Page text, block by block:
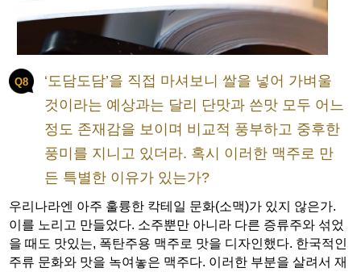
Q8
‘도담도담’을 직접 마셔보니 쌀을 넣어 가벼울
것이라는 예상과는 달리 단맛과 쓴맛 모두 어느
정도 존재감을 보이며 비교적 풍부하고 중후한
풍미를 지니고 있더라. 혹시 이러한 맥주로 만
든 특별한 이유가 있는가?
우리나라엔 아주 훌륭한 칵테일 문화(소맥)가 있지 않은가.
이를 노리고 만들었다. 소주뿐만 아니라 다른 증류주와 섞었
을 때도 맛있는, 폭탄주용 맥주로 맛을 디자인했다. 한국적인
주류 문화와 맛을 녹여놓은 맥주다. 이러한 부분을 살려서 재